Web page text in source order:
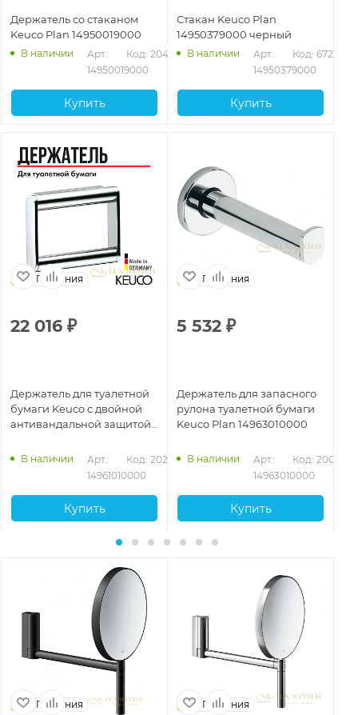
Держатель со стаканом
Keuco Plan 14950019000
В наличии
Арт.:
14950019000
Код: 20489
Купить
Стакан Keuco Plan
14950379000 черный
В наличии
Арт.:
14950379000
Код: 67214
Купить
Германия
22 016 ₽
Держатель для туалетной
бумаги Keuco с двойной
антивандальной защитой
В наличии
Арт.:
14961010000
Код: 20223
Купить
Германия
5 532 ₽
Держатель для запасного
рулона туалетной бумаги
Keuco Plan 14963010000
В наличии
Арт.:
14963010000
Код: 20066
Купить
Германия Германия